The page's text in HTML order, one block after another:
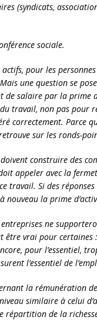
(syndicats,
sociale.
pour les
une question se
salaire par la prime
travail, non pas pour
correctement. Parce
sur les ronds-
construire des
appeler avec la
travail. Si des
nouveau la prime
ne
vrai pour certaines
pour l’essentiel,
l’essentiel de
la rémunération
similaire à celui
de la